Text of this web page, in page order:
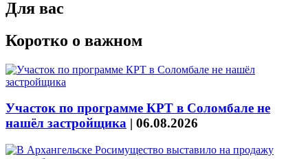
Для вас
Коротко о важном
Участок по программе КРТ в Соломбале не
нашёл застройщика | 06.08.2026